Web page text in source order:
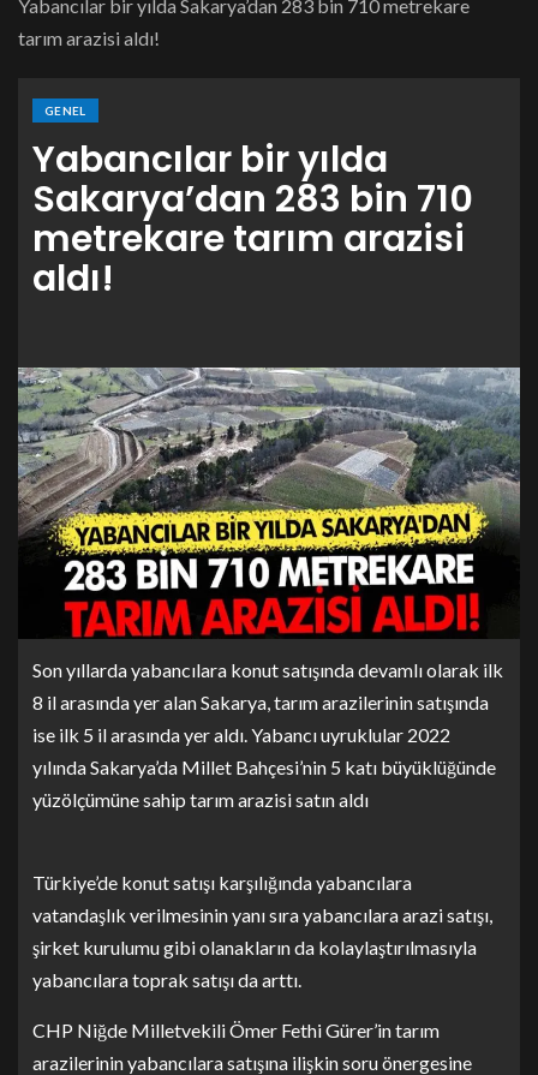
Yabancılar bir yılda Sakarya’dan 283 bin 710 metrekare
tarım arazisi aldı!
GENEL
Yabancılar bir yılda
Sakarya’dan 283 bin 710
metrekare tarım arazisi
aldı!
Son yıllarda yabancılara konut satışında devamlı olarak ilk
8 il arasında yer alan Sakarya, tarım arazilerinin satışında
ise ilk 5 il arasında yer aldı. Yabancı uyruklular 2022
yılında Sakarya’da Millet Bahçesi’nin 5 katı büyüklüğünde
yüzölçümüne sahip tarım arazisi satın aldı
Türkiye’de konut satışı karşılığında yabancılara
vatandaşlık verilmesinin yanı sıra yabancılara arazi satışı,
şirket kurulumu gibi olanakların da kolaylaştırılmasıyla
yabancılara toprak satışı da arttı.
CHP Niğde Milletvekili Ömer Fethi Gürer’in tarım
arazilerinin yabancılara satışına ilişkin soru önergesine